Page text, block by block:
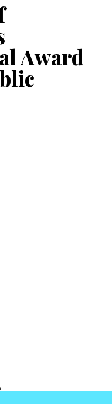
Award